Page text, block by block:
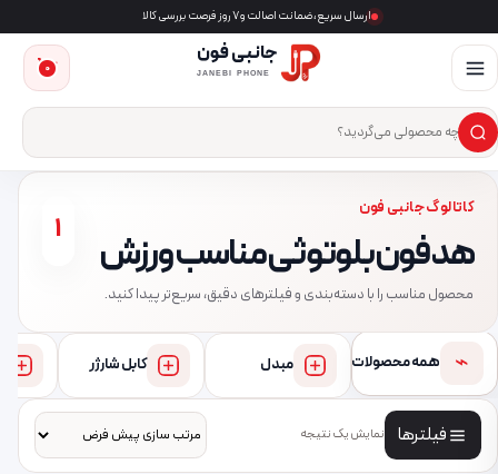
ارسال سریع، ضمانت اصالت و ۷ روز فرصت بررسی کالا
جانبی فون
JANEBI PHONE
جست‌وجوی محصول
×
0
کاتالوگ جانبی فون
هدفون بلوتوثی مناسب ورزش
محصول مناسب را با دسته‌بندی و فیلترهای دقیق، سریع‌تر پیدا کنید.
1
⌁ همه محصولات مبدل کابل شارژر
فیلترها نمایش یک نتیجه